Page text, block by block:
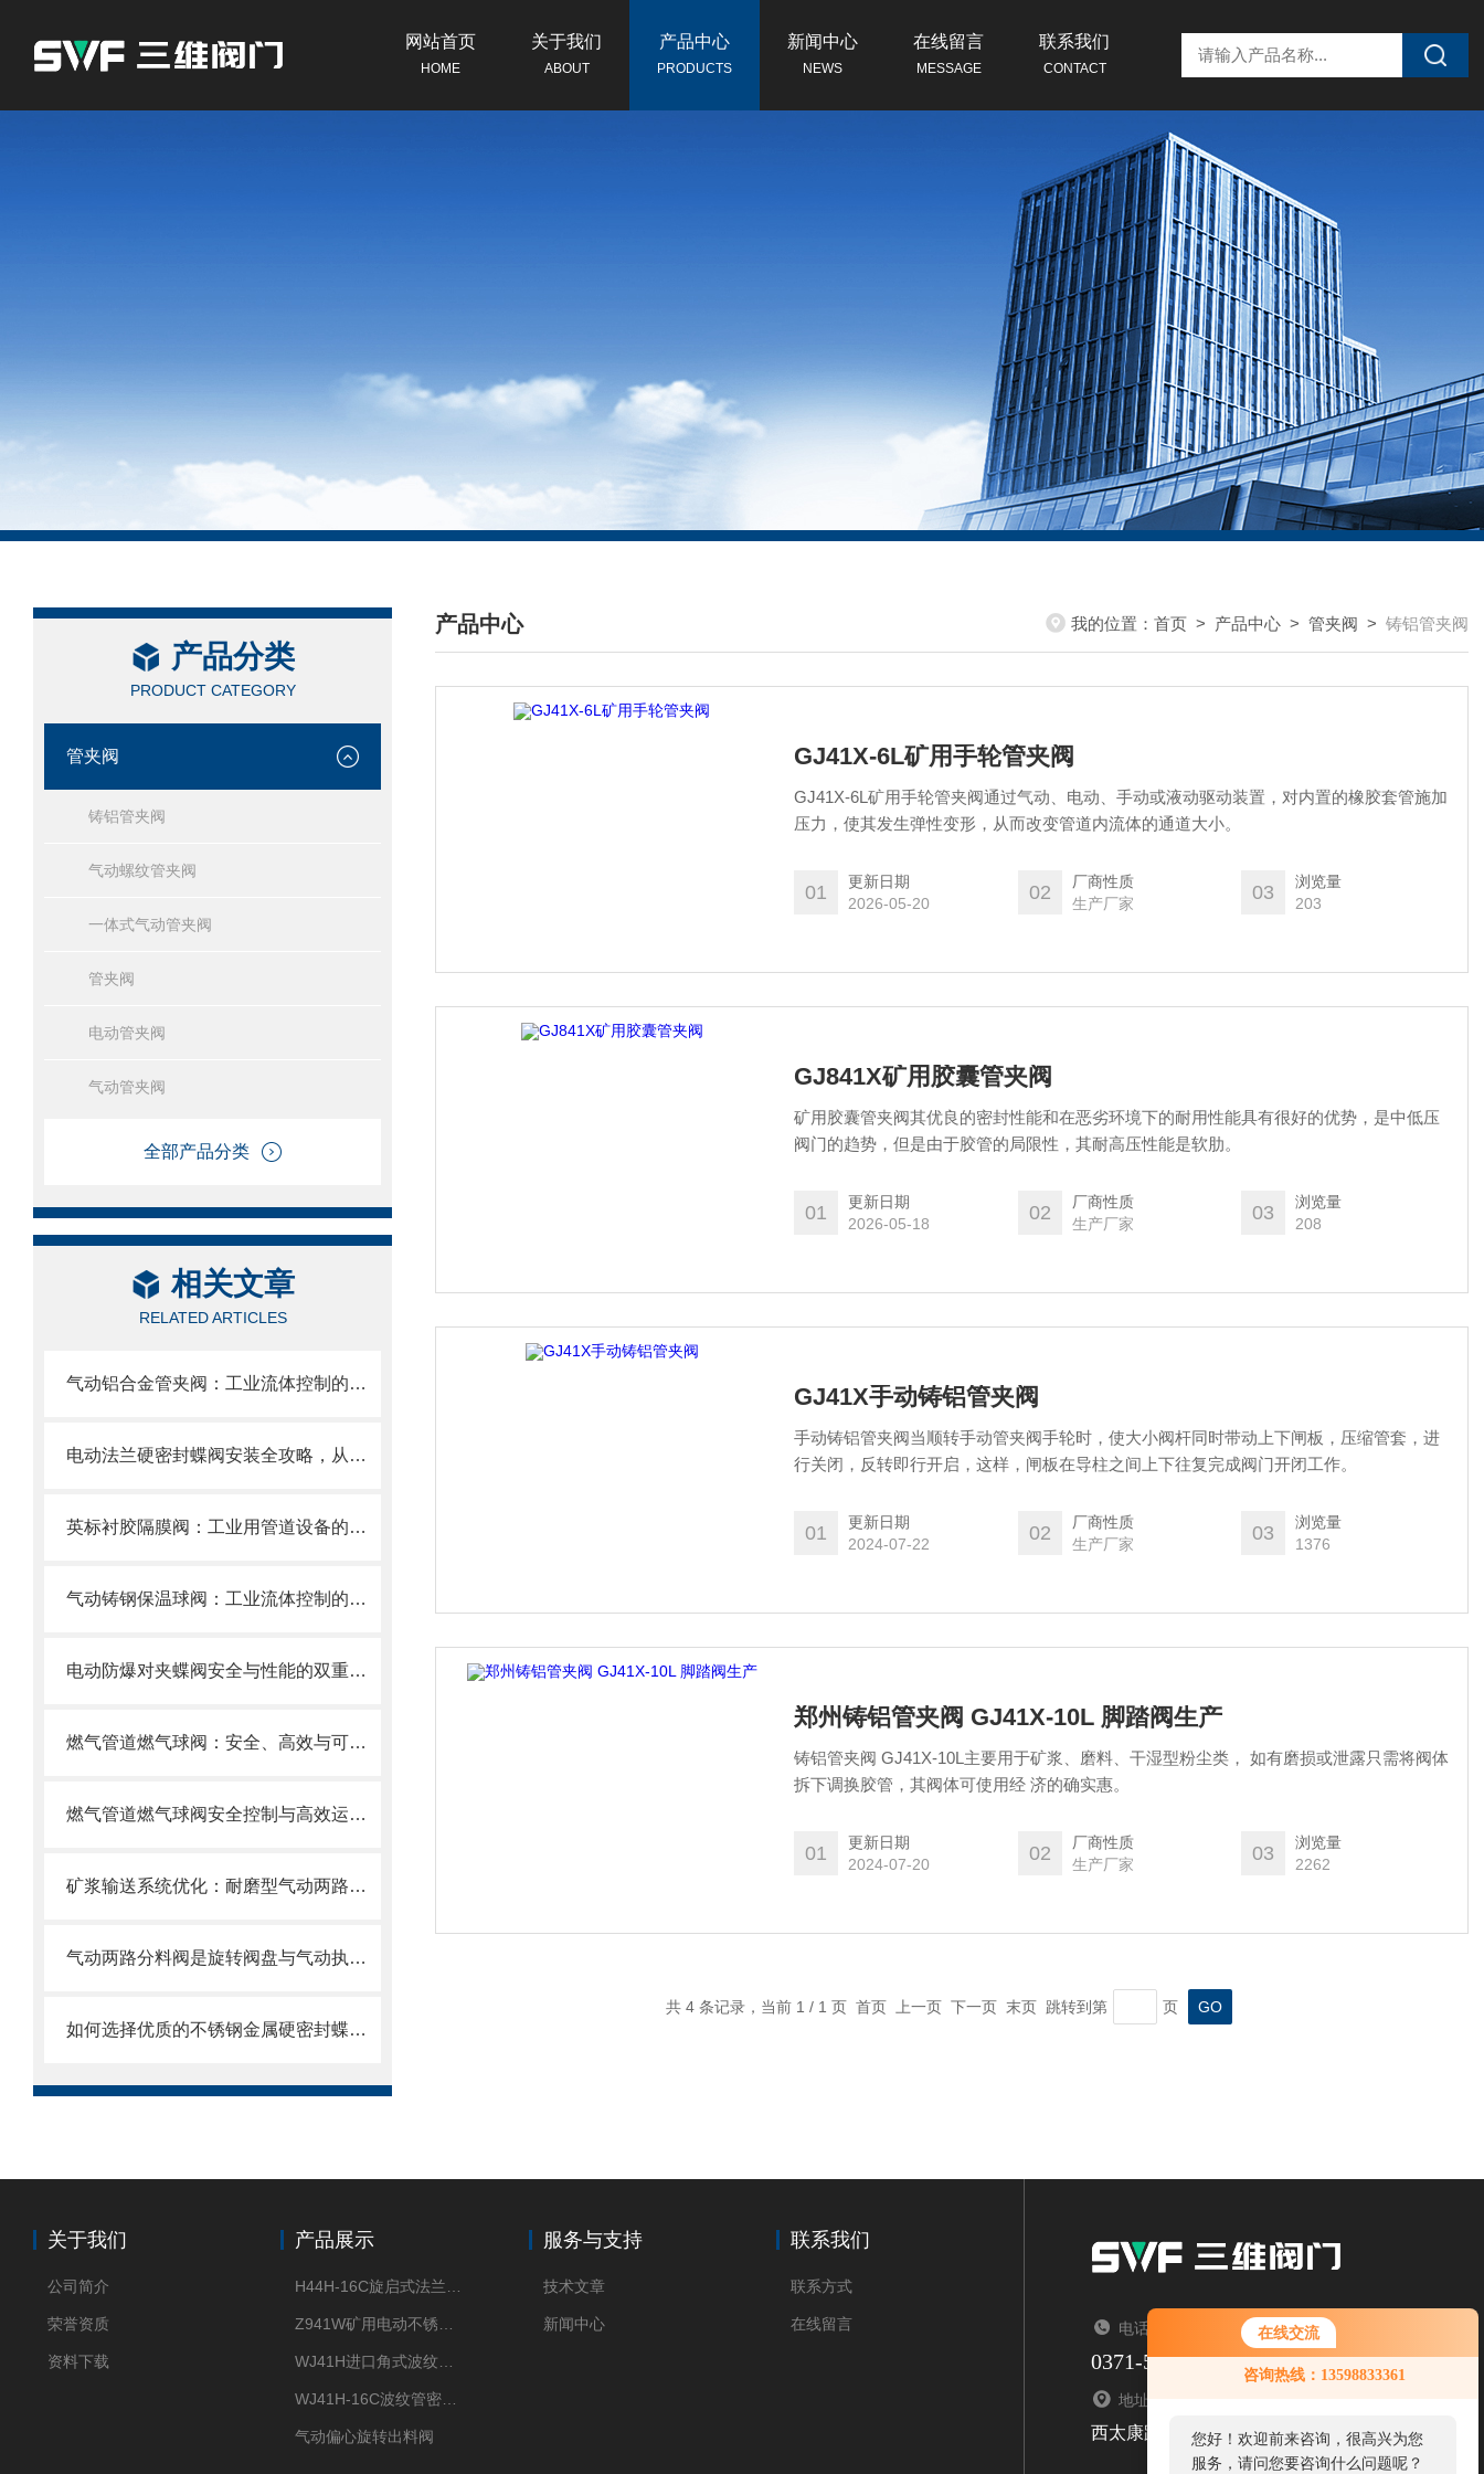
在线交流
咨询热线：13598833361
您好！欢迎前来咨询，很高兴为您
服务，请问您要咨询什么问题呢？
网站首页
HOME
关于我们
ABOUT
产品中心
PRODUCTS
新闻中心
NEWS
在线留言
MESSAGE
联系我们
CONTACT
产品分类
PRODUCT CATEGORY
管夹阀
铸铝管夹阀
气动螺纹管夹阀
一体式气动管夹阀
管夹阀
电动管夹阀
气动管夹阀
全部产品分类
相关文章
RELATED ARTICLES
气动铝合金管夹阀：工业流体控制的创新选择
电动法兰硬密封蝶阀安装全攻略，从基础到调试的精密指南
英标衬胶隔膜阀：工业用管道设备的优选之选
气动铸钢保温球阀：工业流体控制的新星
电动防爆对夹蝶阀安全与性能的双重防线，选型要求全解析
燃气管道燃气球阀：安全、高效与可靠的燃气控制
燃气管道燃气球阀安全控制与高效运行的“核心开关”
矿浆输送系统优化：耐磨型气动两路分料阀的应用实践
气动两路分料阀是旋转阀盘与气动执行器的“智能分流密码”
如何选择优质的不锈钢金属硬密封蝶阀？
产品中心
/ PRODUCTS CENTER
我的位置： 首页 > 产品中心 > 管夹阀 > 铸铝管夹阀
GJ41X-6L矿用手轮管夹阀
GJ41X-6L矿用手轮管夹阀通过气动、电动、手动或液动驱动装置，对内置的橡胶套管施加
压力，使其发生弹性变形，从而改变管道内流体的通道大小。
01
更新日期
2026-05-20
02
厂商性质
生产厂家
03
浏览量
203
GJ841X矿用胶囊管夹阀
矿用胶囊管夹阀其优良的密封性能和在恶劣环境下的耐用性能具有很好的优势，是中低压
阀门的趋势，但是由于胶管的局限性，其耐高压性能是软肋。
01
更新日期
2026-05-18
02
厂商性质
生产厂家
03
浏览量
208
GJ41X手动铸铝管夹阀
手动铸铝管夹阀当顺转手动管夹阀手轮时，使大小阀杆同时带动上下闸板，压缩管套，进
行关闭，反转即行开启，这样，闸板在导柱之间上下往复完成阀门开闭工作。
01
更新日期
2024-07-22
02
厂商性质
生产厂家
03
浏览量
1376
郑州铸铝管夹阀 GJ41X-10L 脚踏阀生产
铸铝管夹阀 GJ41X-10L主要用于矿浆、磨料、干湿型粉尘类， 如有磨损或泄露只需将阀体
拆下调换胶管，其阀体可使用经 济的确实惠。
01
更新日期
2024-07-20
02
厂商性质
生产厂家
03
浏览量
2262
共 4 条记录，当前 1 / 1 页 首页 上一页 下一页 末页 跳转到第 页
关于我们
公司简介
荣誉资质
资料下载
产品展示
气动偏心旋转出料阀
服务与支持
技术文章
新闻中心
联系我们
联系方式
在线留言 电话：TEL
0371-53788336
地址：ADDRESS
西太康路